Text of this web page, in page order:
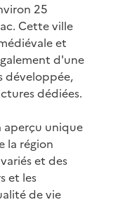
25
Cette ville
et
d'une
développée,
dédiées.
aperçu unique
la région
et des
et les
de vie